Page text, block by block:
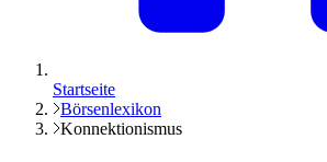
Startseite
Börsenlexikon
Konnektionismus